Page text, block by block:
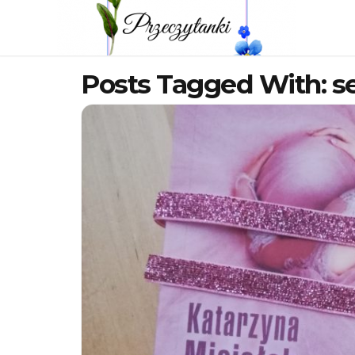
Posts Tagged With: